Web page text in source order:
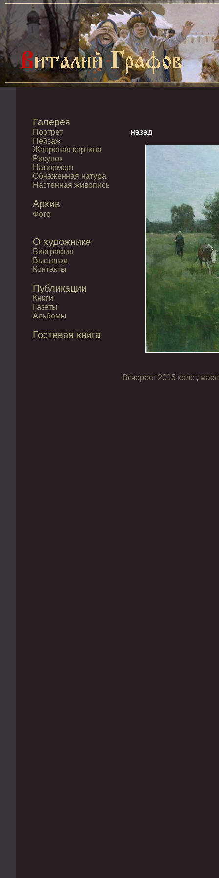
Галерея
Портрет
Пейзаж
Жанровая картина
Рисунок
Натюрморт
Обнаженная натура
Настенная живопись
Архив
Фото
О художнике
Биография
Выставки
Контакты
Публикации
Книги
Газеты
Альбомы
Гостевая книга
назад
Вечереет 2015 холст,